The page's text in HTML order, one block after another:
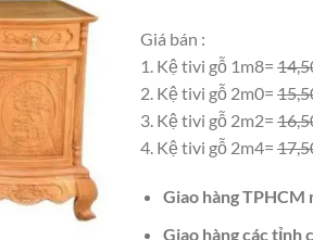
Giá bán :
1. Kệ tivi gỗ 1m8=
2. Kệ tivi gỗ 2m0=
3. Kệ tivi gỗ 2m2=
4. Kệ tivi gỗ 2m4=
Giao hàng TPHCM
Giao hàng các tỉnh